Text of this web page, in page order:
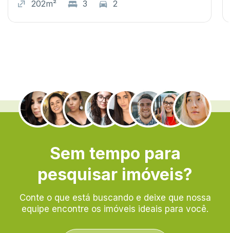
202m²
3 2
.
Sem tempo para
pesquisar imóveis?
Conte o que está buscando e deixe que nossa
equipe encontre os imóveis ideais para você.